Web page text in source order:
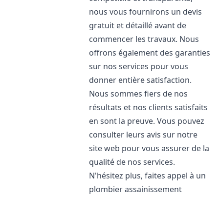
nous vous fournirons un devis
gratuit et détaillé avant de
commencer les travaux. Nous
offrons également des garanties
sur nos services pour vous
donner entière satisfaction.
Nous sommes fiers de nos
résultats et nos clients satisfaits
en sont la preuve. Vous pouvez
consulter leurs avis sur notre
site web pour vous assurer de la
qualité de nos services.
N'hésitez plus, faites appel à un
plombier assainissement